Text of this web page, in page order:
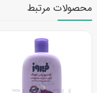
محصولات مرتبط